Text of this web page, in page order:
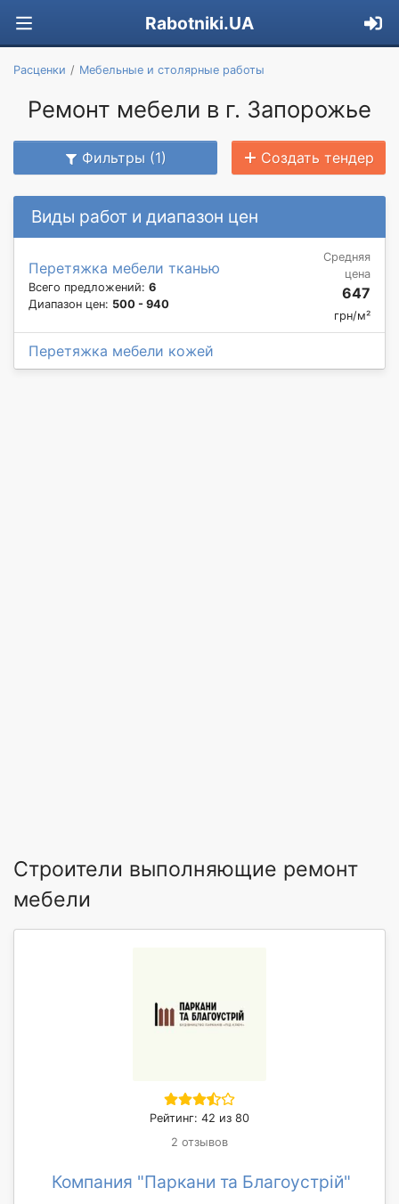
Rabotniki.UA
Расценки Мебельные и столярные работы
Ремонт мебели в г. Запорожье
Фильтры (1) Создать тендер
Виды работ и диапазон цен
Перетяжка мебели тканью
Всего предложений: 6
Диапазон цен: 500 - 940
Средняя
цена
647
грн/м²
Перетяжка мебели кожей
Строители выполняющие ремонт
мебели
Рейтинг: 42 из 80
2 отзывов
Компания "Паркани та Благоустрій"